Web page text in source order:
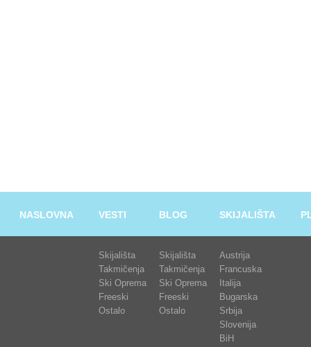
NASLOVNA VESTI
Skijališta
Takmičenja
Ski Oprema
Freeski
Ostalo
BLOG
Skijališta
Takmičenja
Ski Oprema
Freeski
Ostalo
SKIJALIŠTA
Austrija
Francuska
Italija
Bugarska
Srbija
Slovenija
BiH